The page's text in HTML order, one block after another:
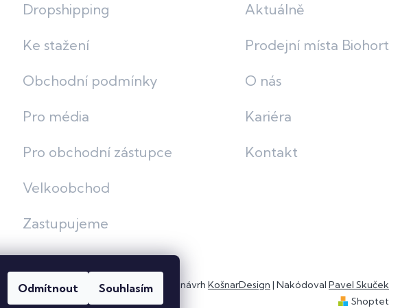
Odmítnout Souhlasím
Dropshipping
Ke stažení
Obchodní podmínky
Pro média
Pro obchodní zástupce
Velkoobchod
Zastupujeme
Aktuálně
Prodejní místa Biohort
O nás
Kariéra
Kontakt
Grafický návrh KošnarDesign | Nakódoval Pavel Skuček
Shoptet